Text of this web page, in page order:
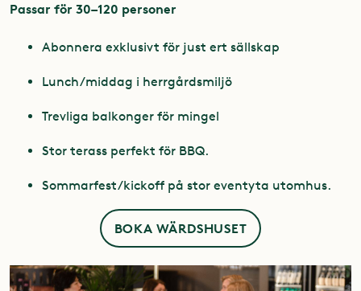
Passar för 30–120 personer
Abonnera exklusivt för just ert sällskap
Lunch/middag i herrgårdsmiljö
Trevliga balkonger för mingel
Stor terass perfekt för BBQ.
Sommarfest/kickoff på stor eventyta utomhus.
BOKA WÄRDSHUSET